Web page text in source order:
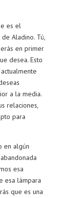
es el
Aladino. Tú,
en primer
desea. Esto
a la media.
relaciones,
para
en algún
esa
esa lámpara
que es una